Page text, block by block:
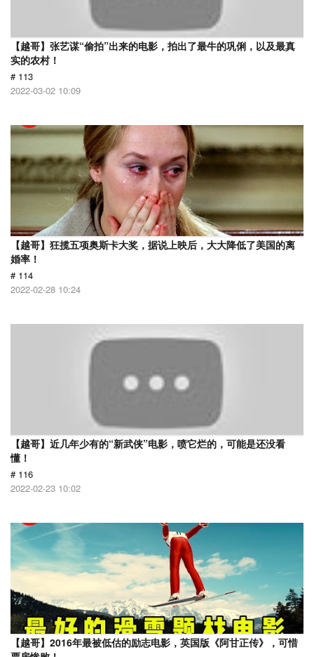
【越哥】张艺谋“偷拍”出来的电影，拍出了最牛的巩俐，以及最真
实的农村！
# 113
2022-03-02 10:09
【越哥】狂揽五项奥斯卡大奖，据说上映后，大大降低了美国的离
婚率！
# 114
2022-02-28 10:24
【越哥】近几年少有的“新武侠”电影，喷它烂的，可能是还没看
懂！
# 116
2022-02-23 10:02
【越哥】2016年最被低估的励志电影，英国版《阿甘正传》，可惜